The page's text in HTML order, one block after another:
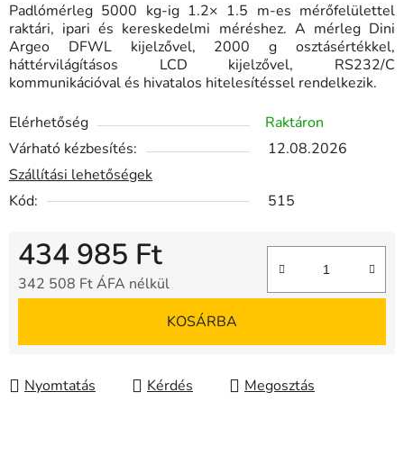
Padlómérleg 5000 kg-ig 1.2× 1.5 m-es mérőfelülettel
raktári, ipari és kereskedelmi méréshez. A mérleg Dini
Argeo DFWL kijelzővel, 2000 g osztásértékkel,
háttérvilágításos LCD kijelzővel, RS232/C
kommunikációval és hivatalos hitelesítéssel rendelkezik.
Elérhetőség
Raktáron
Várható kézbesítés:
12.08.2026
Szállítási lehetőségek
Kód:
515
434 985 Ft
342 508 Ft ÁFA nélkül
KOSÁRBA
Nyomtatás Kérdés Megosztás